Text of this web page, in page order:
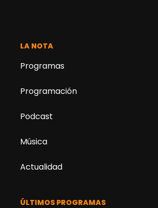
LA NOTA
Programas
Programación
Podcast
Música
Actualidad
ÚLTIMOS PROGRAMAS